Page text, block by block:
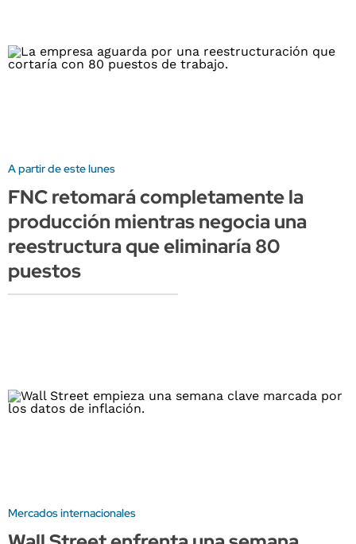
A partir de este lunes
FNC retomará completamente la
producción mientras negocia una
reestructura que eliminaría 80
puestos
Mercados internacionales